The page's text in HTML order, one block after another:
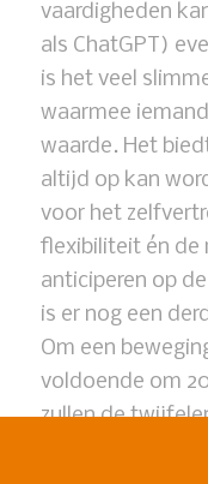
vaardigheden
als ChatGPT)
is het veel
waarmee
waarde. Het
altijd op kan
voor het
flexibiliteit én de
anticiperen op
is er nog een
Om een
voldoende om
zullen de